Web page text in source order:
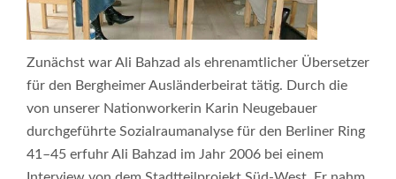
Zunächst war Ali Bahzad als ehrenamtlicher Übersetzer
für den Bergheimer Ausländerbeirat tätig. Durch die
von unserer Nationworkerin Karin Neugebauer
durchgeführte Sozialraumanalyse für den Berliner Ring
41–45 erfuhr Ali Bahzad im Jahr 2006 bei einem